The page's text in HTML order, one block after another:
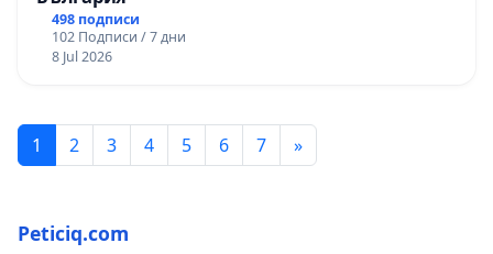
498 подписи
102 Подписи / 7 дни
8 Jul 2026
1 2 3 4 5 6 7 »
Peticiq.com